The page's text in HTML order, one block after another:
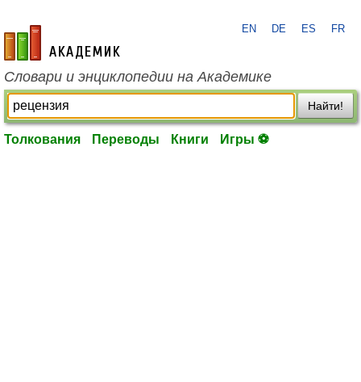
academic.ru
EN DE ES FR
Словари и энциклопедии на Академике
Найти!
Толкования Переводы Книги Игры ⚽